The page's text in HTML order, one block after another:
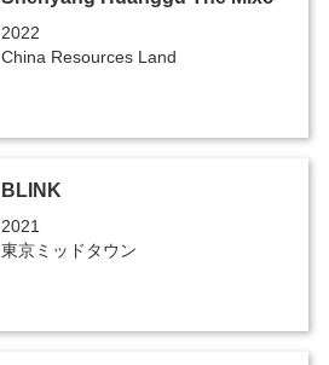
2022
China Resources Land
BLINK
2021
東京ミッドタウン